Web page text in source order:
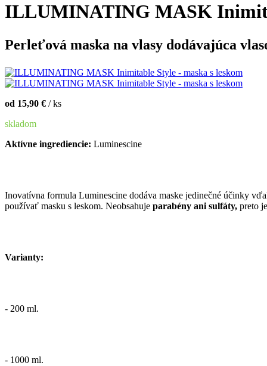
ILLUMINATING MASK
Perleťová maska na vlasy dodávajúca
od 15,90 € / ks
skladom
Aktívne ingrediencie: Luminescine
Inovatívna formula Luminescine dodáva maske jedinečné účinky
používať masku s leskom. Neobsahuje parabény ani sulfáty, preto
Varianty:
- 200 ml.
- 1000 ml.